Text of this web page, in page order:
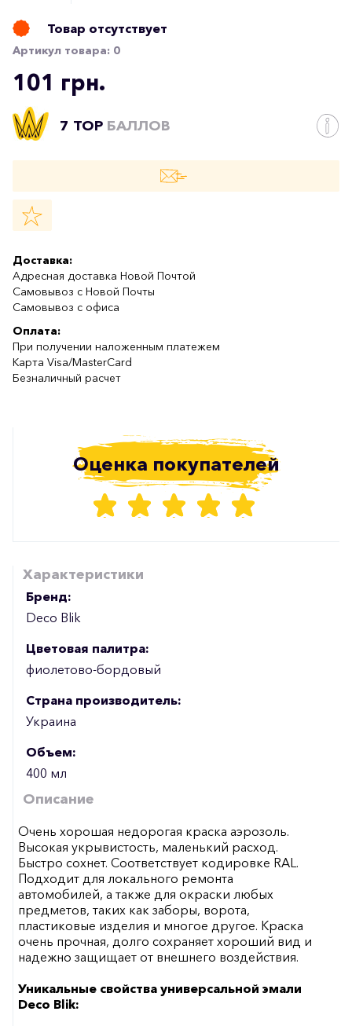
Товар отсутствует
Артикул товара: 0
101 грн.
7 TOP БАЛЛОВ
Доставка:
Адресная доставка Новой Почтой
Самовывоз с Новой Почты
Самовывоз с офиса
Оплата:
При получении наложенным платежем
Карта Visa/MasterCard
Безналичный расчет
Оценка покупателей
Характеристики
Бренд:
Deco Blik
Цветовая палитра:
фиолетово-бордовый
Страна производитель:
Украина
Объем:
400 мл
Описание
Очень хорошая недорогая краска аэрозоль.
Высокая укрывистость, маленький расход.
Быстро сохнет. Соответствует кодировке RAL.
Подходит для локального ремонта
автомобилей, а также для окраски любых
предметов, таких как заборы, ворота,
пластиковые изделия и многое другое. Краска
очень прочная, долго сохраняет хороший вид и
надежно защищает от внешнего воздействия.
Уникальные свойства универсальной эмали
Deco Blik: